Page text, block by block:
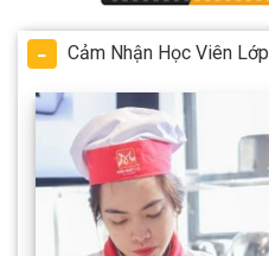
Cảm Nhận Học Viên